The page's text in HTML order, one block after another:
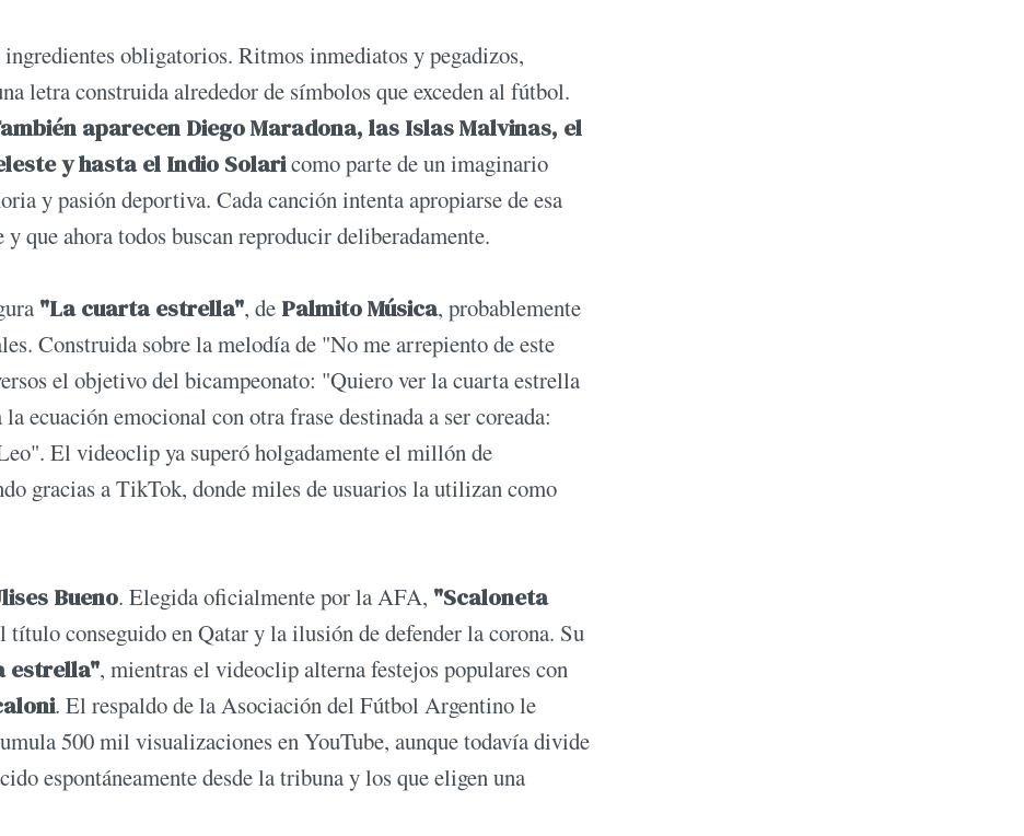
obligatorios. Ritmos inmediatos y pegadizos,
letra construida alrededor de símbolos que exceden al fútbol.
aparecen Diego Maradona, las Islas Malvinas, el
y hasta el Indio Solaricomo parte de un imaginario
y pasión deportiva. Cada canción intenta apropiarse de esa
que ahora todos buscan reproducir deliberadamente.
"La cuarta estrella", de Palmito Música, probablemente
Construida sobre la melodía de "No me arrepiento de este
el objetivo del bicampeonato: "Quiero ver la cuarta estrella
ecuación emocional con otra frase destinada a ser coreada:
El videoclip ya superó holgadamente el millón de
gracias a TikTok, donde miles de usuarios la utilizan como
Bueno. Elegida oficialmente por la AFA, "Scaloneta
título conseguido en Qatar y la ilusión de defender la corona. Su
estrella", mientras el videoclip alterna festejos populares con
. El respaldo de la Asociación del Fútbol Argentino le
500 mil visualizaciones en YouTube, aunque todavía divide
espontáneamente desde la tribuna y los que eligen una